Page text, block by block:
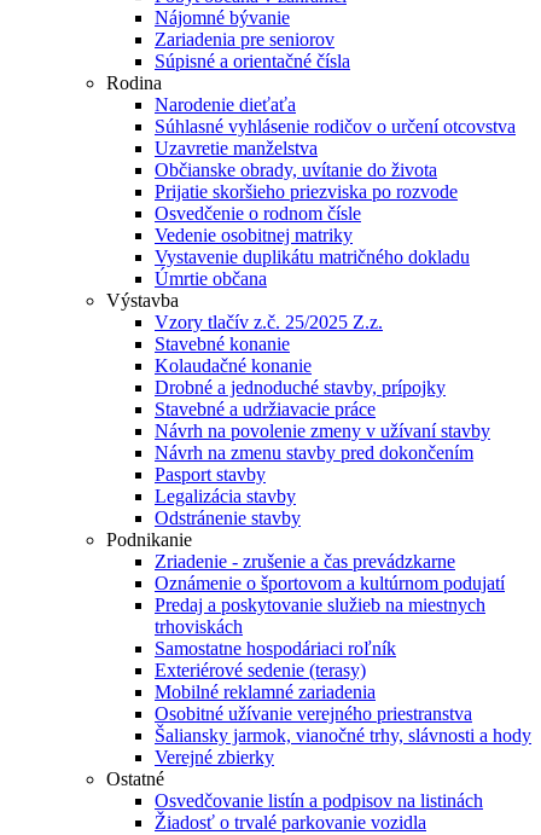
Nájomné bývanie
Zariadenia pre seniorov
Súpisné a orientačné čísla
Rodina
Narodenie dieťaťa
Súhlasné vyhlásenie rodičov o určení otcovstva
Uzavretie manželstva
Občianske obrady, uvítanie do života
Prijatie skoršieho priezviska po rozvode
Osvedčenie o rodnom čísle
Vedenie osobitnej matriky
Vystavenie duplikátu matričného dokladu
Úmrtie občana
Výstavba
Vzory tlačív z.č. 25/2025 Z.z.
Stavebné konanie
Kolaudačné konanie
Drobné a jednoduché stavby, prípojky
Stavebné a udržiavacie práce
Návrh na povolenie zmeny v užívaní stavby
Návrh na zmenu stavby pred dokončením
Pasport stavby
Legalizácia stavby
Odstránenie stavby
Podnikanie
Zriadenie - zrušenie a čas prevádzkarne
Oznámenie o športovom a kultúrnom podujatí
Predaj a poskytovanie služieb na miestnych
trhoviskách
Samostatne hospodáriaci roľník
Exteriérové sedenie (terasy)
Mobilné reklamné zariadenia
Osobitné užívanie verejného priestranstva
Šaliansky jarmok, vianočné trhy, slávnosti a hody
Verejné zbierky
Ostatné
Osvedčovanie listín a podpisov na listinách
Žiadosť o trvalé parkovanie vozidla